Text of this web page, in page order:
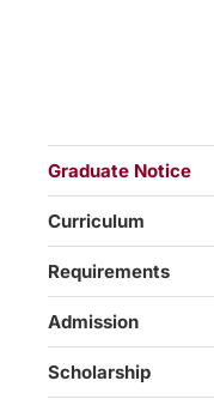
Graduate Notice
Curriculum
Requirements
Admission
Scholarship